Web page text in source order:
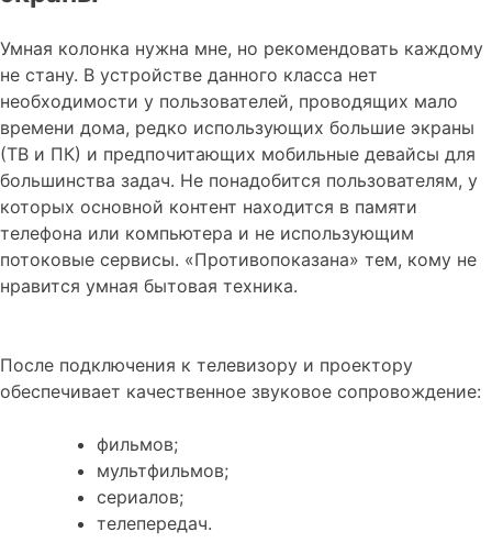
Умная колонка нужна мне, но рекомендовать каждому
не стану. В устройстве данного класса нет
необходимости у пользователей, проводящих мало
времени дома, редко использующих большие экраны
(ТВ и ПК) и предпочитающих мобильные девайсы для
большинства задач. Не понадобится пользователям, у
которых основной контент находится в памяти
телефона или компьютера и не использующим
потоковые сервисы. «Противопоказана» тем, кому не
нравится умная бытовая техника.
После подключения к телевизору и проектору
обеспечивает качественное звуковое сопровождение:
фильмов;
мультфильмов;
сериалов;
телепередач.